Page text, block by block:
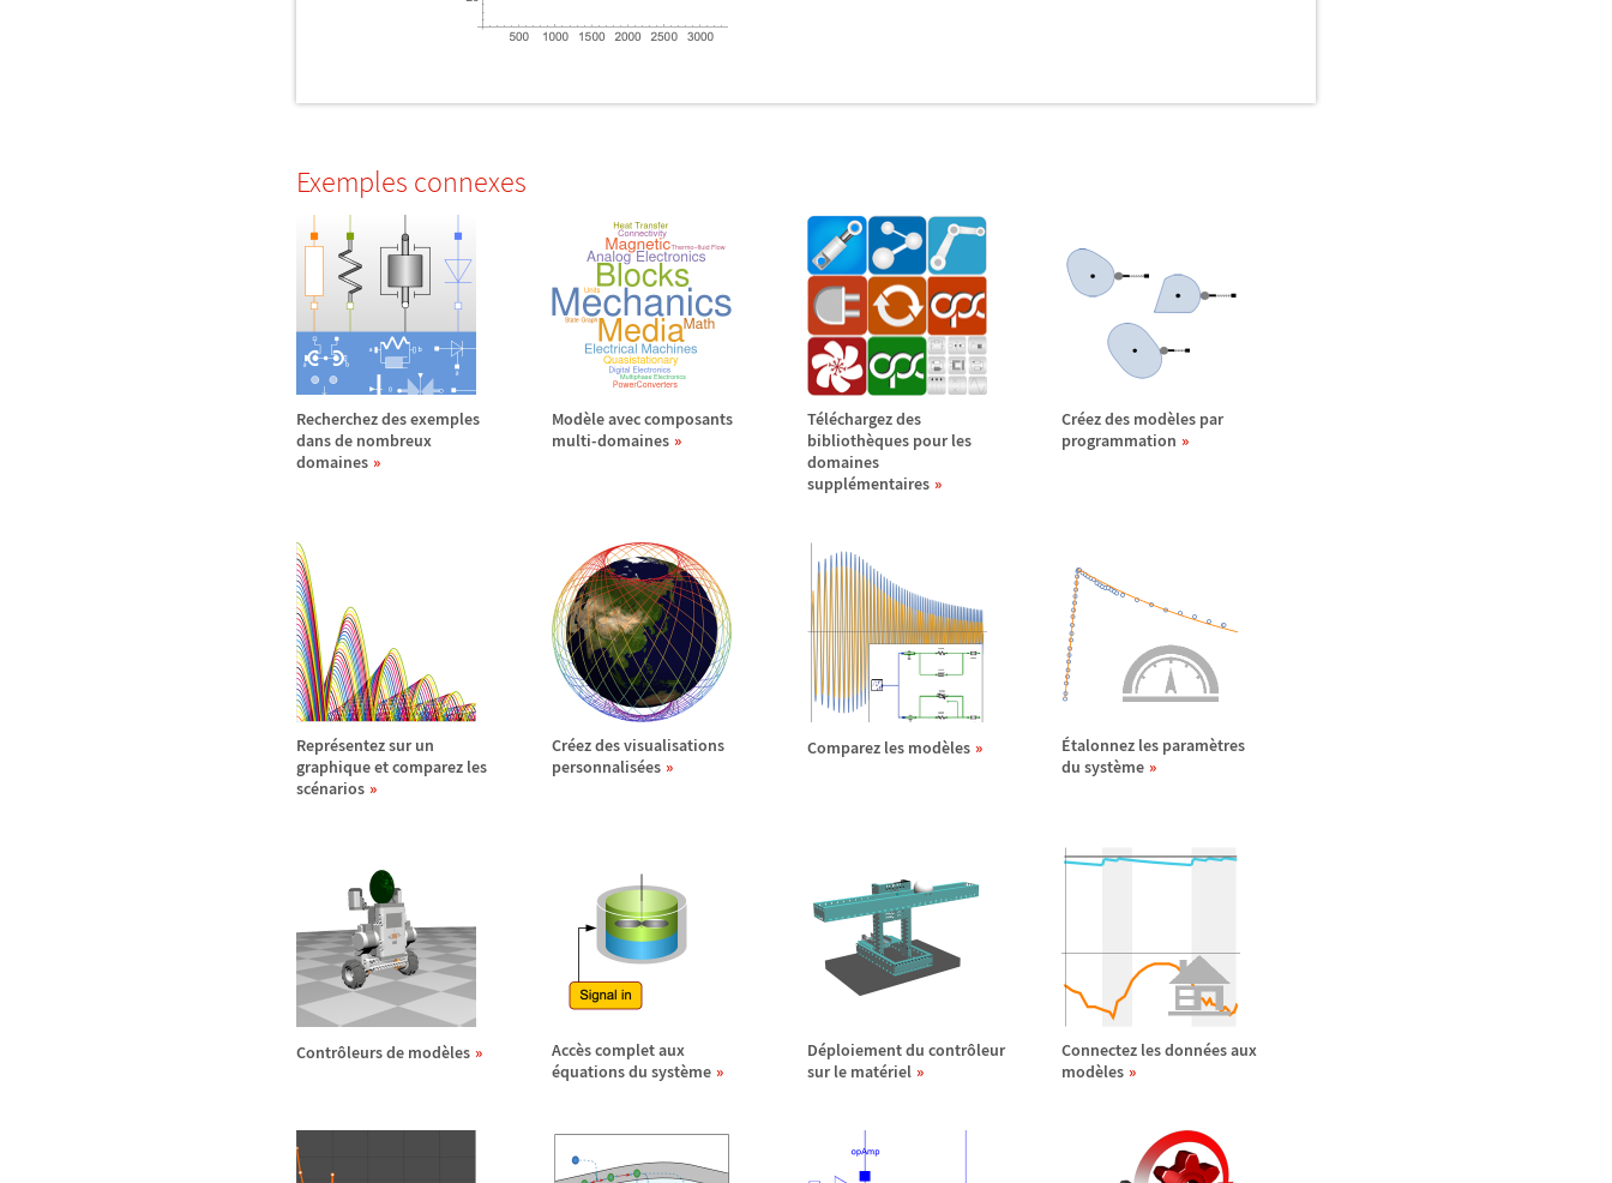
Exemples connexes
Recherchez des exemples
dans de nombreux
domaines
Modèle avec composants
multi-domaines
Téléchargez des
bibliothèques pour les
domaines
supplémentaires
Créez des modèles par
programmation
Représentez sur un
graphique et comparez les
scénarios
Créez des visualisations
personnalisées
Comparez les modèles Étalonnez les paramètres
du système
Contrôleurs de modèles Accès complet aux
équations du système
Déploiement du contrôleur
sur le matériel
Connectez les données aux
modèles